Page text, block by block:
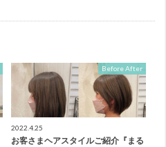
Before After
2022.4.25
お客さまヘアスタイルご紹介『まる